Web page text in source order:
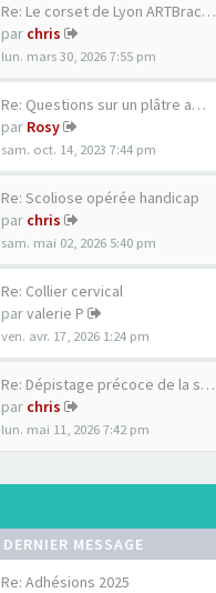
Re: Le corset de Lyon ARTBrac…
par chris
lun. mars 30, 2026 7:55 pm
Re: Questions sur un plâtre a…
par Rosy
sam. oct. 14, 2023 7:44 pm
Re: Scoliose opérée handicap
par chris
sam. mai 02, 2026 5:40 pm
Re: Collier cervical
parvalerie P
ven. avr. 17, 2026 1:24 pm
Re: Dépistage précoce de la s…
par chris
lun. mai 11, 2026 7:42 pm
DERNIER MESSAGE
Re: Adhésions 2025